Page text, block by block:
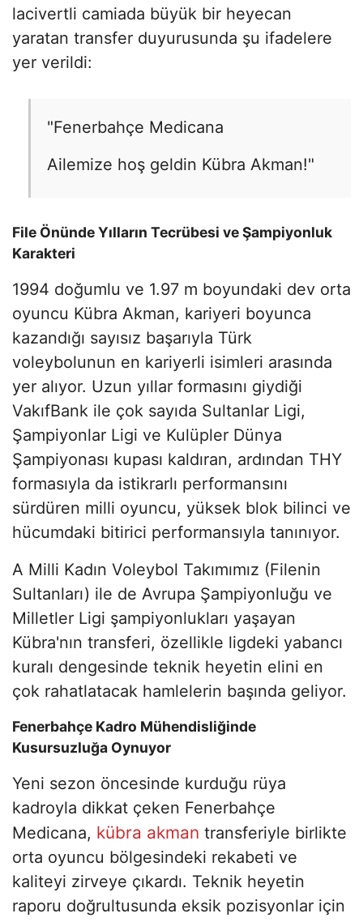
lacivertli camiada büyük bir heyecan
yaratan transfer duyurusunda şu ifadelere
yer verildi:
"Fenerbahçe Medicana
Ailemize hoş geldin Kübra Akman!"
File Önünde Yılların Tecrübesi ve Şampiyonluk
Karakteri
1994 doğumlu ve 1.97 m boyundaki dev orta
oyuncu Kübra Akman, kariyeri boyunca
kazandığı sayısız başarıyla Türk
voleybolunun en kariyerli isimleri arasında
yer alıyor. Uzun yıllar formasını giydiği
VakıfBank ile çok sayıda Sultanlar Ligi,
Şampiyonlar Ligi ve Kulüpler Dünya
Şampiyonası kupası kaldıran, ardından THY
formasıyla da istikrarlı performansını
sürdüren milli oyuncu, yüksek blok bilinci ve
hücumdaki bitirici performansıyla tanınıyor.
A Milli Kadın Voleybol Takımımız (Filenin
Sultanları) ile de Avrupa Şampiyonluğu ve
Milletler Ligi şampiyonlukları yaşayan
Kübra'nın transferi, özellikle ligdeki yabancı
kuralı dengesinde teknik heyetin elini en
çok rahatlatacak hamlelerin başında geliyor.
Fenerbahçe Kadro Mühendisliğinde
Kusursuzluğa Oynuyor
Yeni sezon öncesinde kurduğu rüya
kadroyla dikkat çeken Fenerbahçe
Medicana, kübra akman transferiyle birlikte
orta oyuncu bölgesindeki rekabeti ve
kaliteyi zirveye çıkardı. Teknik heyetin
raporu doğrultusunda eksik pozisyonlar için